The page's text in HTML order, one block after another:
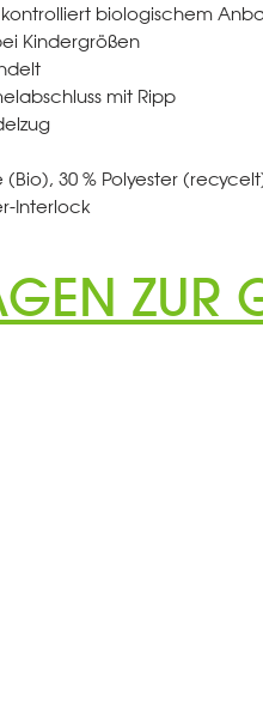
biologischem
Kindergrößen
mit Ripp
(Bio), 30 % Polyester
Interlock
ZUR